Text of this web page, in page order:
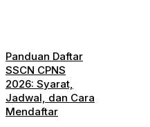
Panduan Daftar
SSCN CPNS
2026: Syarat,
Jadwal, dan Cara
Mendaftar